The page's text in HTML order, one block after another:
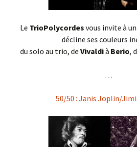
Le TrioPolycordes vous invite à
décline ses couleurs
du solo au trio, de Vivaldià Berio,
. . .
50/50 : Janis Joplin/